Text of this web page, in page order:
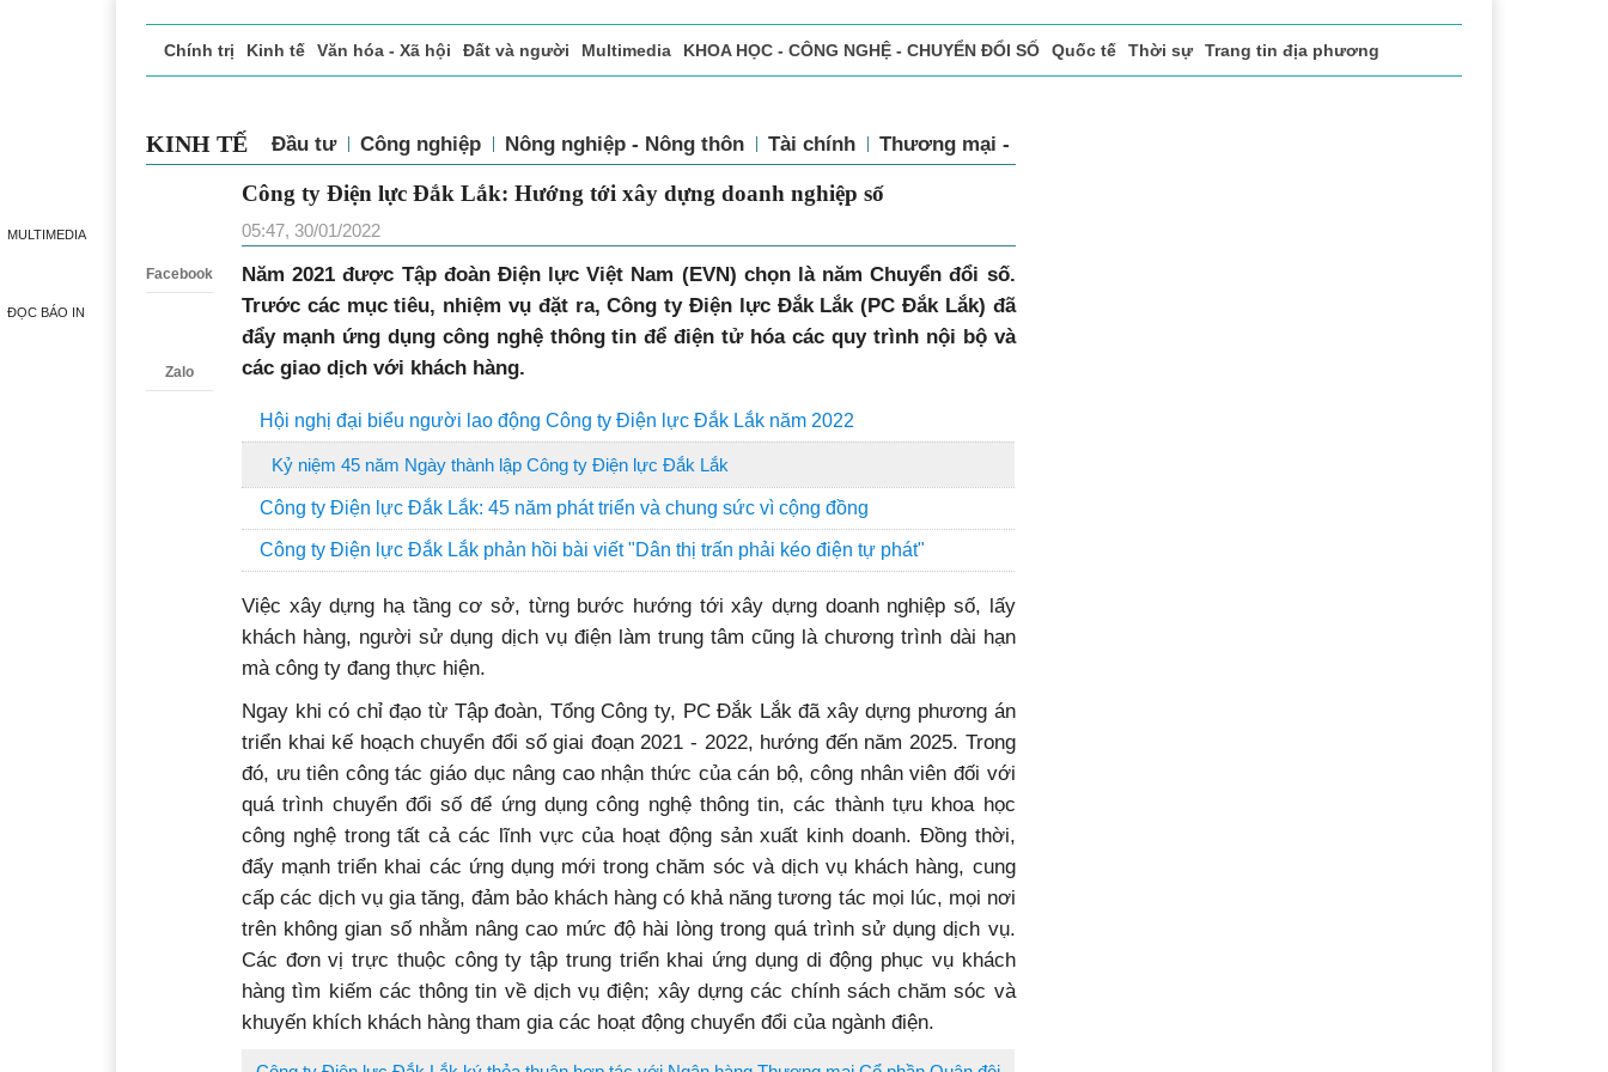
MULTIMEDIA
ĐỌC BÁO IN
Chính trị Kinh tế Văn hóa - Xã hội Đất và người Multimedia KHOA HỌC - CÔNG NGHỆ - CHUYỂN ĐỔI SỐ Quốc tế Thời sự Trang tin địa phương
KINH TẾ Đầu tư Công nghiệp Nông nghiệp - Nông thôn Tài chính Thương mại - Dịch vụ
Facebook
Zalo
Công ty Điện lực Đắk Lắk: Hướng tới xây dựng doanh nghiệp số
05:47, 30/01/2022
Năm 2021 được Tập đoàn Điện lực Việt Nam (EVN) chọn là năm Chuyển đổi số.
Trước các mục tiêu, nhiệm vụ đặt ra, Công ty Điện lực Đắk Lắk (PC Đắk Lắk) đã
đẩy mạnh ứng dụng công nghệ thông tin để điện tử hóa các quy trình nội bộ và
các giao dịch với khách hàng.
Hội nghị đại biểu người lao động Công ty Điện lực Đắk Lắk năm 2022
Kỷ niệm 45 năm Ngày thành lập Công ty Điện lực Đắk Lắk
Công ty Điện lực Đắk Lắk: 45 năm phát triển và chung sức vì cộng đồng
Công ty Điện lực Đắk Lắk phản hồi bài viết "Dân thị trấn phải kéo điện tự phát"
Việc xây dựng hạ tầng cơ sở, từng bước hướng tới xây dựng doanh nghiệp số, lấy
khách hàng, người sử dụng dịch vụ điện làm trung tâm cũng là chương trình dài hạn
mà công ty đang thực hiện.
Ngay khi có chỉ đạo từ Tập đoàn, Tổng Công ty, PC Đắk Lắk đã xây dựng phương án
triển khai kế hoạch chuyển đổi số giai đoạn 2021 - 2022, hướng đến năm 2025. Trong
đó, ưu tiên công tác giáo dục nâng cao nhận thức của cán bộ, công nhân viên đối với
quá trình chuyển đổi số để ứng dụng công nghệ thông tin, các thành tựu khoa học
công nghệ trong tất cả các lĩnh vực của hoạt động sản xuất kinh doanh. Đồng thời,
đẩy mạnh triển khai các ứng dụng mới trong chăm sóc và dịch vụ khách hàng, cung
cấp các dịch vụ gia tăng, đảm bảo khách hàng có khả năng tương tác mọi lúc, mọi nơi
trên không gian số nhằm nâng cao mức độ hài lòng trong quá trình sử dụng dịch vụ.
Các đơn vị trực thuộc công ty tập trung triển khai ứng dụng di động phục vụ khách
hàng tìm kiếm các thông tin về dịch vụ điện; xây dựng các chính sách chăm sóc và
khuyến khích khách hàng tham gia các hoạt động chuyển đổi của ngành điện.